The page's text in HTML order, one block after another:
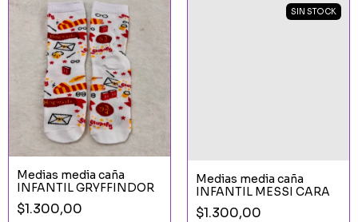
Medias media caña
INFANTIL GRYFFINDOR
$1.300,00
SIN STOCK
Medias media caña
INFANTIL MESSI CARA
$1.300,00